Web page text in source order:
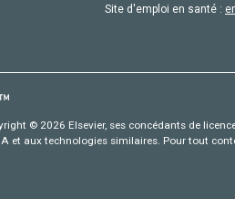
Site d'emploi en santé :
© 2026 Elsevier, ses concédants de
et aux technologies similaires. Pour tout